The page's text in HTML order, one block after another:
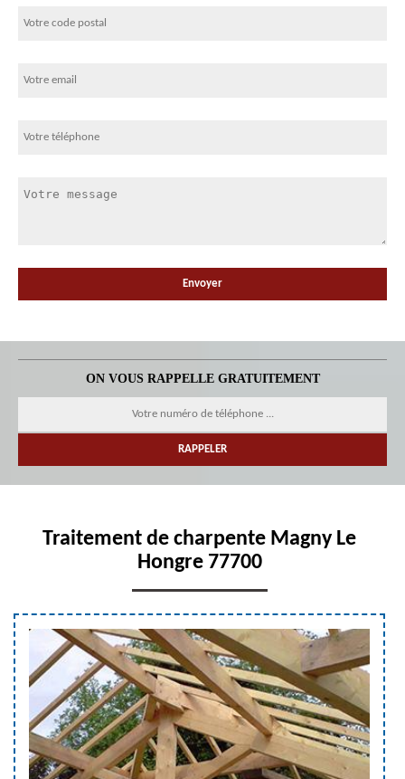
ON VOUS RAPPELLE GRATUITEMENT
Traitement de charpente Magny Le
Hongre 77700